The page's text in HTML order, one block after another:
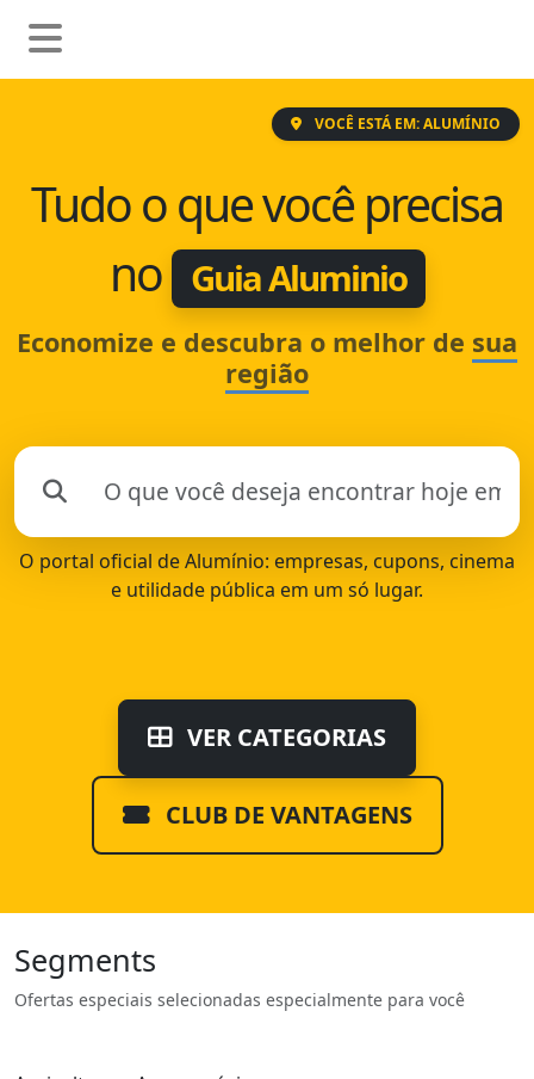
VOCÊ ESTÁ EM: ALUMÍNIO
Tudo o que você precisa
no
Guia Aluminio
Economize e descubra o melhor de sua
região
O portal oficial de Alumínio: empresas, cupons, cinema
e utilidade pública em um só lugar.
VER CATEGORIAS
CLUB DE VANTAGENS
Segments
Ofertas especiais selecionadas especialmente para você